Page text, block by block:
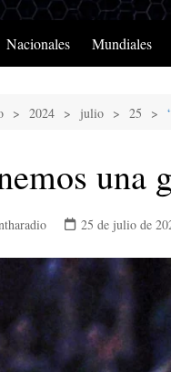
Nacionales Mundiales
2024 julio 25
una
25 de julio de